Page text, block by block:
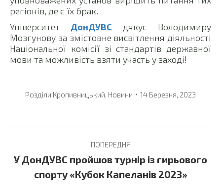
регіонів, де є їх брак.
Університет ДонДУВС дякує Володимиру
Мозгунову за змістовне висвітлення діяльності
Національної комісії зі стандартів державної
мови та можливість взяти участь у заході!
Розділи Кропивницький, Новини 14 Березня, 2023
navigation
ПОПЕРЕДНЯ
Previous
post:
У ДонДУВС пройшов турнір із гирьового
спорту «Кубок Капеланів 2023»